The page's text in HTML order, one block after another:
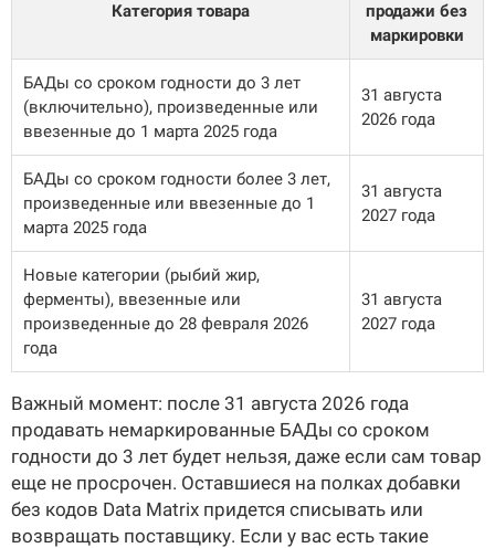
Категория товара
продажи без
маркировки
БАДы со сроком годности до 3 лет
(включительно), произведенные или
ввезенные до 1 марта 2025 года
31 августа
2026 года
БАДы со сроком годности более 3 лет,
произведенные или ввезенные до 1
марта 2025 года
31 августа
2027 года
Новые категории (рыбий жир,
ферменты), ввезенные или
произведенные до 28 февраля 2026
года
31 августа
2027 года
Важный момент: после 31 августа 2026 года
продавать немаркированные БАДы со сроком
годности до 3 лет будет нельзя, даже если сам товар
еще не просрочен. Оставшиеся на полках добавки
без кодов Data Matrix придется списывать или
возвращать поставщику. Если у вас есть такие